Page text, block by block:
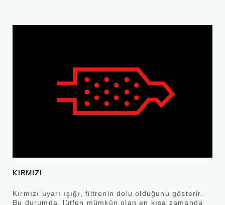
KIRMIZI
Kırmızı uyarı ışığı, filtrenin dolu olduğunu gösterir.
Bu durumda, lütfen mümkün olan en kısa zamanda